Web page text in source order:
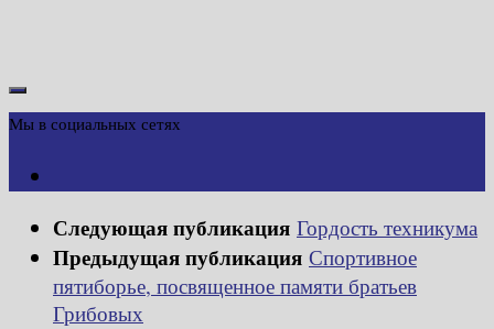
Мы в социальных сетях
Следующая публикация Гордость техникума
Предыдущая публикация Спортивное
пятиборье, посвященное памяти братьев
Грибовых